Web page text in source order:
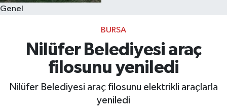
Genel
BURSA
Nilüfer Belediyesi araç
filosunu yeniledi
Nilüfer Belediyesi araç filosunu elektrikli araçlarla
yeniledi
Kültür & Sanat
Teknoloji
Bilim